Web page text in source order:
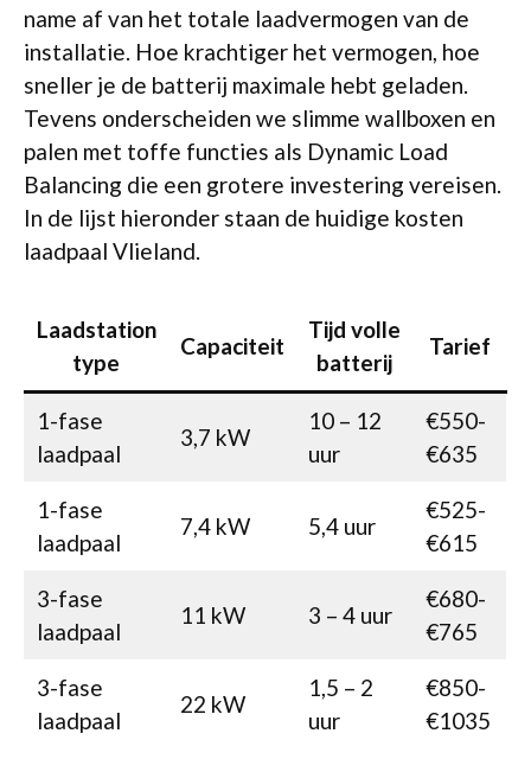
name af van het totale laadvermogen van de
installatie. Hoe krachtiger het vermogen, hoe
sneller je de batterij maximale hebt geladen.
Tevens onderscheiden we slimme wallboxen en
palen met toffe functies als Dynamic Load
Balancing die een grotere investering vereisen.
In de lijst hieronder staan de huidige kosten
laadpaal Vlieland.
Laadstation
type
Capaciteit
Tijd volle
batterij
Tarief
1-fase
laadpaal
3,7 kW
10 – 12
uur
€550-
€635
1-fase
laadpaal
7,4 kW 5,4 uur
€525-
€615
3-fase
laadpaal
11 kW 3 – 4 uur
€680-
€765
3-fase
laadpaal
22 kW
1,5 – 2
uur
€850-
€1035